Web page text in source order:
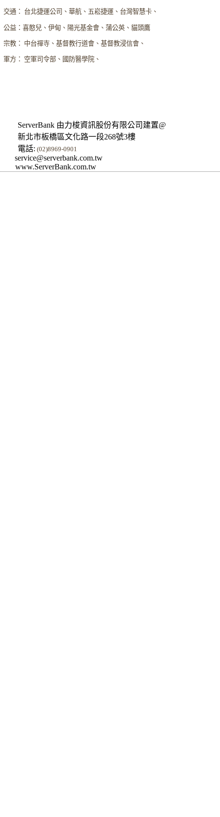
交通： 台北捷運公司、華航、五崧捷運、台灣智慧卡、
公益：喜憨兒、伊甸、陽光基金會、蒲公英、貓頭鷹
宗教： 中台禪寺、基督教行道會、基督教浸信會、
軍方： 空軍司令部、國防醫學院、
ServerBank 由力梭資訊股份有限公司建置@
新北市板橋區文化路一段268號3樓
電話: (02)8969-0901
service@serverbank.com.tw
www.ServerBank.com.tw